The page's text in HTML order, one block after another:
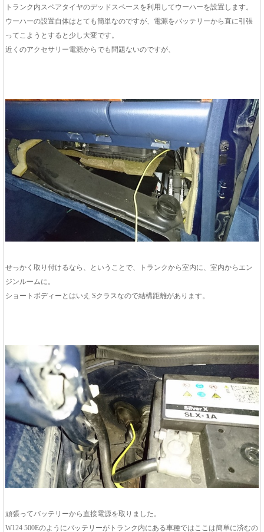
トランク内スペアタイヤのデッドスペースを利用してウーハーを設置します。
ウーハーの設置自体はとても簡単なのですが、電源をバッテリーから直に引張
ってこようとすると少し大変です。
近くのアクセサリー電源からでも問題ないのですが、
せっかく取り付けるなら、ということで、トランクから室内に、室内からエン
ジンルームに。
ショートボディーとはいえ Sクラスなので結構距離があります。
頑張ってバッテリーから直接電源を取りました。
W124 500Eのようにバッテリーがトランク内にある車種ではここは簡単に済むの